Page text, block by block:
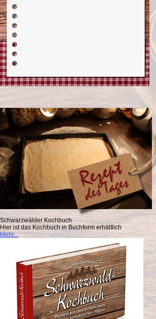
Schwarzwälder Kochbuch
Hier ist das Kochbuch in Buchform erhältlich
Mehr...